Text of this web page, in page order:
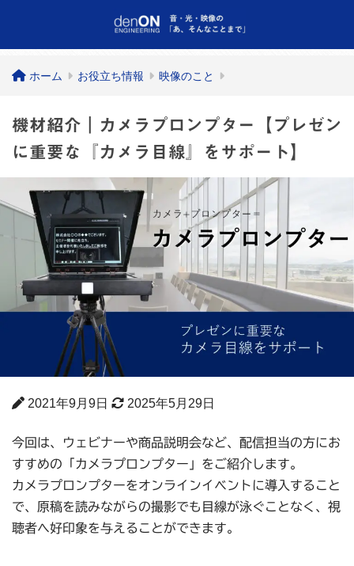
ホーム お役立ち情報 映像のこと
機材紹介｜カメラプロンプター【プレゼン
に重要な『カメラ目線』をサポート】
2021年9月9日 2025年5月29日
今回は、ウェビナーや商品説明会など、配信担当の方にお
すすめの「カメラプロンプター」をご紹介します。
カメラプロンプターをオンラインイベントに導入すること
で、原稿を読みながらの撮影でも目線が泳ぐことなく、視
聴者へ好印象を与えることができます。